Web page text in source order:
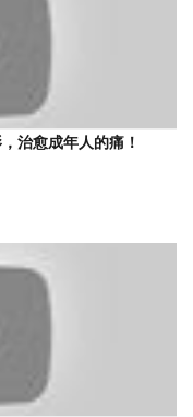
治愈成年人的痛！